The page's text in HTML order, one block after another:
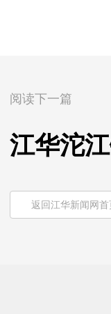
阅读下一篇
江华沱
返回江华新闻网首